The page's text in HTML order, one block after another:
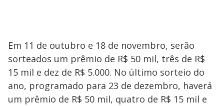
Em 11 de outubro e 18 de novembro, serão
sorteados um prêmio de R$ 50 mil, três de R$
15 mil e dez de R$ 5.000. No último sorteio do
ano, programado para 23 de dezembro, haverá
um prêmio de R$ 50 mil, quatro de R$ 15 mil e